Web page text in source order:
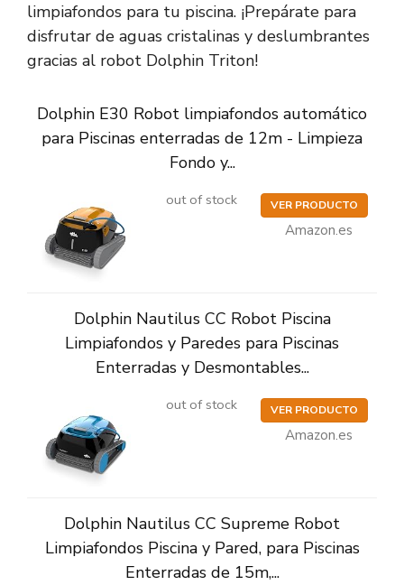
limpiafondos para tu piscina. ¡Prepárate para
disfrutar de aguas cristalinas y deslumbrantes
gracias al robot Dolphin Triton!
Dolphin E30 Robot limpiafondos automático
para Piscinas enterradas de 12m - Limpieza
Fondo y...
out of stock VER PRODUCTO
Amazon.es
Dolphin Nautilus CC Robot Piscina
Limpiafondos y Paredes para Piscinas
Enterradas y Desmontables...
out of stock VER PRODUCTO
Amazon.es
Dolphin Nautilus CC Supreme Robot
Limpiafondos Piscina y Pared, para Piscinas
Enterradas de 15m,...